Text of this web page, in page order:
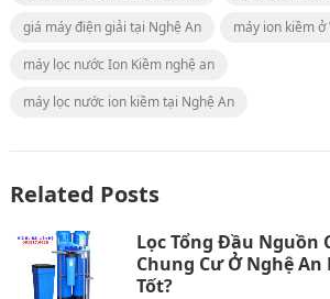
giá máy điện giải tại Nghệ An
máy ion kiềm ở
máy lọc nước Ion Kiềm nghệ an
máy lọc nước ion kiềm tại Nghệ An
Related Posts
Lọc Tổng Đầu Nguồn
Chung Cư Ở Nghệ
Tốt?